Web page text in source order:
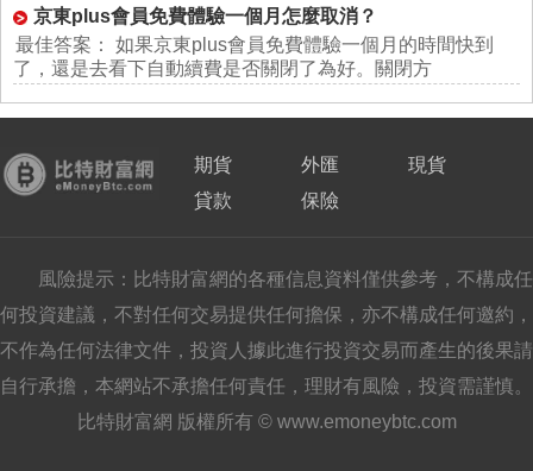
京東plus會員免費體驗一個月怎麼取消？
最佳答案： 如果京東plus會員免費體驗一個月的時間快到
了，還是去看下自動續費是否關閉了為好。關閉方
期貨 外匯
現貨
貸款
保險
風險提示：比特財富網的各種信息資料僅供參考，不構成任
何投資建議，不對任何交易提供任何擔保，亦不構成任何邀約，
不作為任何法律文件，投資人據此進行投資交易而產生的後果請
自行承擔，本網站不承擔任何責任，理財有風險，投資需謹慎。
比特財富網 版權所有 © www.emoneybtc.com